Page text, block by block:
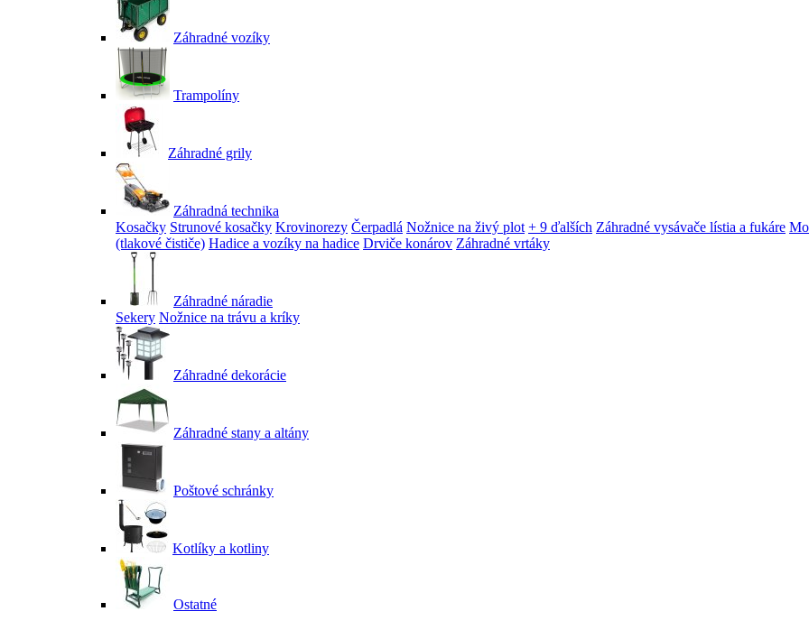
Záhradné vozíky
Trampolíny
Záhradné grily
Záhradná technika
Kosačky Strunové kosačky Krovinorezy Čerpadlá Nožnice na živý plot + 9 ďalších Záhradné vysávače lístia a fukáre
(tlakové čističe) Hadice a vozíky na hadice Drviče konárov Záhradné vrtáky
Záhradné náradie
Sekery Nožnice na trávu a kríky
Záhradné dekorácie
Záhradné stany a altány
Poštové schránky
Kotlíky a kotliny
Ostatné